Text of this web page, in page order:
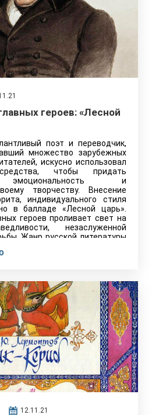
героев: «Лесной
поэт и переводчик,
множество зарубежных
искусно использовал
чтобы придать
эмоциональность и
творчеству. Внесение
индивидуального стиля
в балладе «Лесной царь».
героев проливает свет на
незаслуженной
Жанр русской литературы
12.11.21